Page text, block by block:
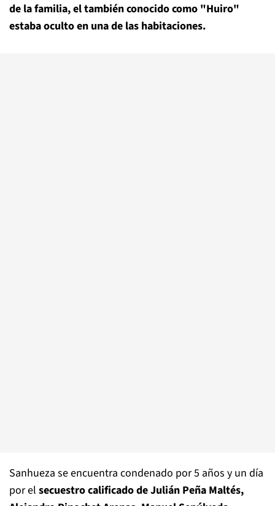
de la familia, el también conocido como "Huiro"
estaba oculto en una de las habitaciones.
Sanhueza se encuentra condenado por 5 años y un día
por el secuestro calificado de Julián Peña Maltés,